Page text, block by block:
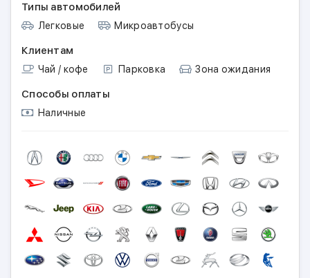
Типы автомобилей
Легковые Микроавтобусы
Клиентам
Чай / кофе Парковка Зона ожидания
Способы оплаты
Наличные